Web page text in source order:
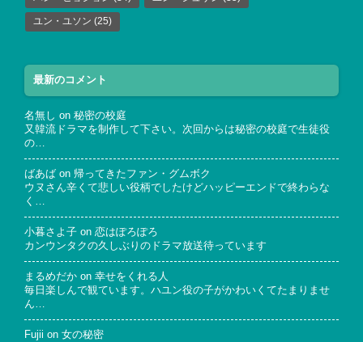
ユン・ユソン (25)
最新のコメント
名無し on 秘密の校庭
又韓流ドラマを制作して下さい。次回からは秘密の校庭で生徒役
の…
ばあば on 帰ってきたファン・グムボク
ウヌさん辛くて悲しい役柄でしたけどハッピーエンドで終わらな
く…
小暮さよ子 on 恋はぽろぽろ
カンウンタクの久しぶりのドラマ放送待っています
まるめだか on 幸せをくれる人
毎日楽しんで観ています。ハユン役の子がかわいくてたまりませ
ん…
Fujii on 女の秘密